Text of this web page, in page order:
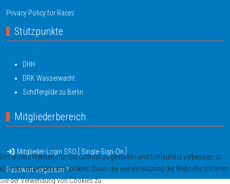
Privacy Policy for Races
Stützpunkte
DHH
DRK Wasserwacht
Schiffergilde zu Berlin
Mitgliederbereich
Mitglieder-Login SSO [ Single-Sign-On ]
Passwort vergessen ?
Um unsere Webseite für Sie optimal zu gestalten und fortlaufend verbessern zu
können, verwenden wir Cookies. Durch die weitere Nutzung der Webseite stimmen
Sie der Verwendung von Cookies zu.